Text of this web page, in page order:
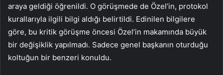
araya geldiği öğrenildi. O görüşmede de Özel’in, protokol
kurallarıyla ilgili bilgi aldığı belirtildi. Edinilen bilgilere
göre, bu kritik görüşme öncesi Özel’in makamında büyük
bir değişiklik yapılmadı. Sadece genel başkanın oturduğu
koltuğun bir benzeri konuldu.